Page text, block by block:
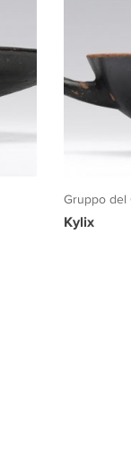
Gruppo del
Kylix